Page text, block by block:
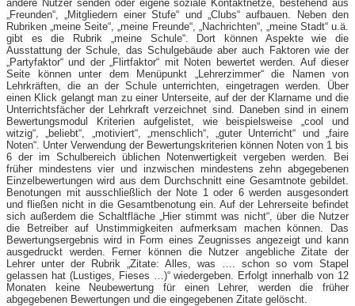
andere Nutzer senden oder eigene soziale Kontaktnetze, bestehend aus
„Freunden“, „Mitgliedern einer Stufe“ und „Clubs“ aufbauen. Neben den
Rubriken „meine Seite“, „meine Freunde“, „Nachrichten“, „meine Stadt“ u.ä.
gibt es die Rubrik „meine Schule“. Dort können Aspekte wie die
Ausstattung der Schule, das Schulgebäude aber auch Faktoren wie der
„Partyfaktor“ und der „Flirtfaktor“ mit Noten bewertet werden. Auf dieser
Seite können unter dem Menüpunkt „Lehrerzimmer“ die Namen von
Lehrkräften, die an der Schule unterrichten, eingetragen werden. Über
einen Klick gelangt man zu einer Unterseite, auf der der Klarname und die
Unterrichtsfächer der Lehrkraft verzeichnet sind. Daneben sind in einem
Bewertungsmodul Kriterien aufgelistet, wie beispielsweise „cool und
witzig“, „beliebt“, „motiviert“, „menschlich“, „guter Unterricht“ und „faire
Noten“. Unter Verwendung der Bewertungskriterien können Noten von 1 bis
6 der im Schulbereich üblichen Notenwertigkeit vergeben werden. Bei
früher mindestens vier und inzwischen mindestens zehn abgegebenen
Einzelbewertungen wird aus dem Durchschnitt eine Gesamtnote gebildet.
Benotungen mit ausschließlich der Note 1 oder 6 werden ausgesondert
und fließen nicht in die Gesamtbenotung ein. Auf der Lehrerseite befindet
sich außerdem die Schaltfläche „Hier stimmt was nicht“, über die Nutzer
die Betreiber auf Unstimmigkeiten aufmerksam machen können. Das
Bewertungsergebnis wird in Form eines Zeugnisses angezeigt und kann
ausgedruckt werden. Ferner können die Nutzer angebliche Zitate der
Lehrer unter der Rubrik „Zitate: Alles, was …. schon so vom Stapel
gelassen hat (Lustiges, Fieses …)“ wiedergeben. Erfolgt innerhalb von 12
Monaten keine Neubewertung für einen Lehrer, werden die früher
abgegebenen Bewertungen und die eingegebenen Zitate gelöscht.